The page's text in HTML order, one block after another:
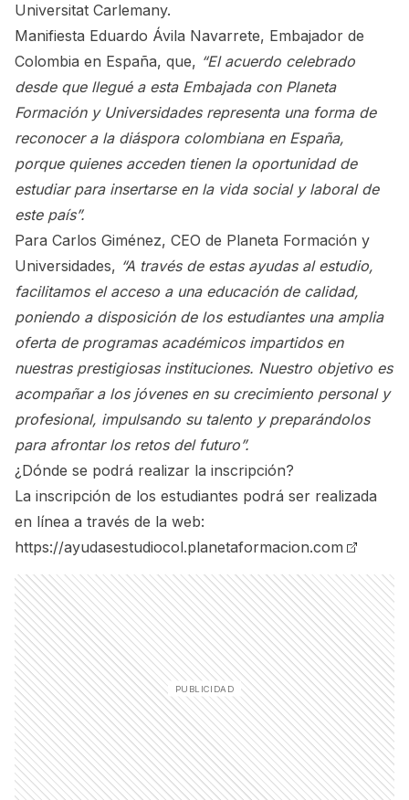
Universitat Carlemany.
Manifiesta Eduardo Ávila Navarrete, Embajador de
Colombia en España, que, “El acuerdo celebrado
desde que llegué a esta Embajada con Planeta
Formación y Universidades representa una forma de
reconocer a la diáspora colombiana en España,
porque quienes acceden tienen la oportunidad de
estudiar para insertarse en la vida social y laboral de
este país”.
Para Carlos Giménez, CEO de Planeta Formación y
Universidades, “A través de estas ayudas al estudio,
facilitamos el acceso a una educación de calidad,
poniendo a disposición de los estudiantes una amplia
oferta de programas académicos impartidos en
nuestras prestigiosas instituciones. Nuestro objetivo es
acompañar a los jóvenes en su crecimiento personal y
profesional, impulsando su talento y preparándolos
para afrontar los retos del futuro”.
¿Dónde se podrá realizar la inscripción?
La inscripción de los estudiantes podrá ser realizada
en línea a través de la web:
https://ayudasestudiocol.planetaformacion.com